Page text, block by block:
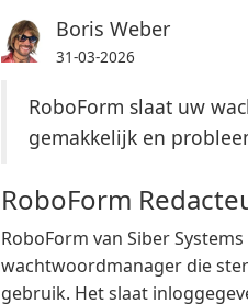
Boris Weber
31-03-2026
RoboForm slaat uw
gemakkelijk en
RoboForm
RoboForm van Siber
wachtwoordmanager die
gebruik. Het slaat